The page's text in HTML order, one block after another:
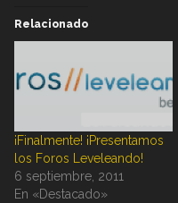
Relacionado
¡Finalmente! ¡Presentamos
los Foros Leveleando!
6 septiembre, 2011
En «Destacado»